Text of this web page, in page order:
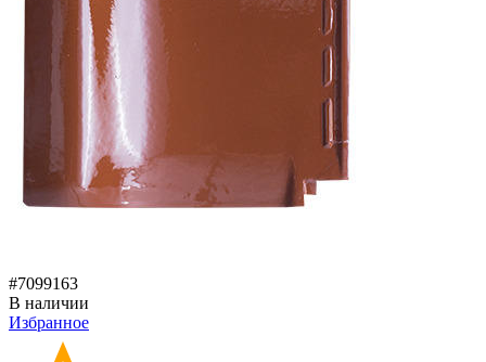
#7099163
В наличии
Избранное